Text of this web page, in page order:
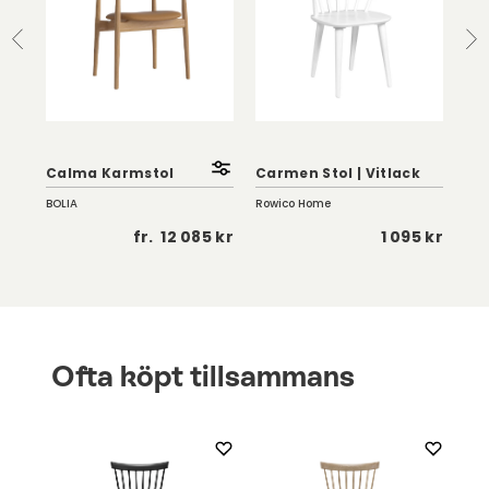
Calma Karmstol
BOLIA
fr. 12 085 kr
Carmen Stol | Vitlack
Rowico Home
1 095 kr
Ofta köpt tillsammans